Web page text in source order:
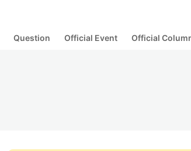
Question Official Event Official